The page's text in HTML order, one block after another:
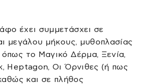
έχει συμμετάσχει σε
μεγάλου μήκους, μυθοπλασίας
όπως το Μαγικό Δέρμα, Ξενία,
Heptagon, Oι Όρνιθες (ή πως
και σε πλήθος